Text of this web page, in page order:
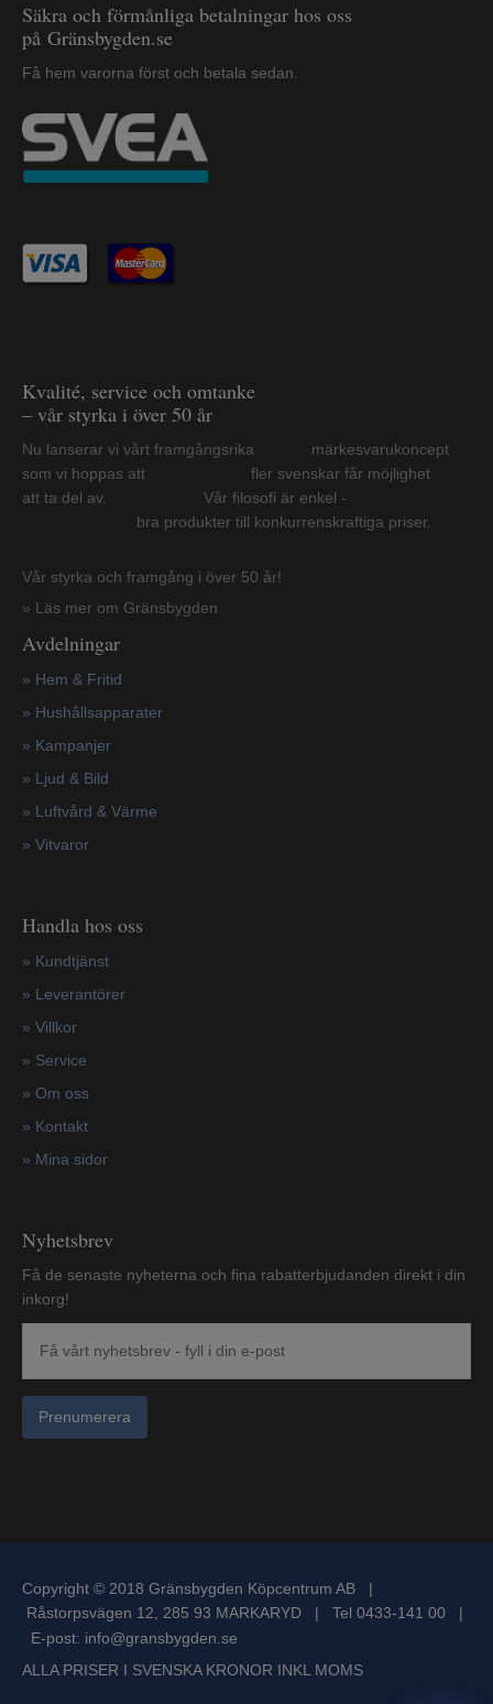
Säkra och förmånliga betalningar hos oss
på Gränsbygden.se
Få hem varorna först och betala sedan.
Kvalité, service och omtanke
– vår styrka i över 50 år
Nu lanserar vi vårt framgångsrika märkesvarukoncept
som vi hoppas att fler svenskar får möjlighet
att ta del av. Vår filosofi är enkel -
bra produkter till konkurrenskraftiga priser.
Vår styrka och framgång i över 50 år!
» Läs mer om Gränsbygden
Avdelningar
» Hem & Fritid
» Hushållsapparater
» Kampanjer
» Ljud & Bild
» Luftvård & Värme
» Vitvaror
Handla hos oss
» Kundtjänst
» Leverantörer
» Villkor
» Service
» Om oss
» Kontakt
» Mina sidor
Nyhetsbrev
Få de senaste nyheterna och fina rabatterbjudanden direkt i din
inkorg!
Prenumerera
Copyright © 2018 Gränsbygden Köpcentrum AB |
Råstorpsvägen 12, 285 93 MARKARYD | Tel 0433-141 00 |
E-post: info@gransbygden.se
ALLA PRISER I SVENSKA KRONOR INKL MOMS